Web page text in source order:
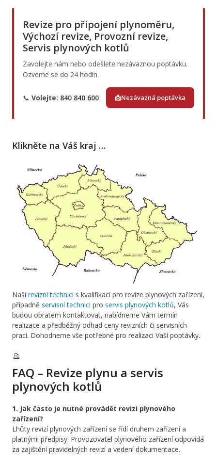
Revize pro připojení plynoměru,
Výchozí revize, Provozní revize,
Servis plynových kotlů
Zavolejte nám nebo odešlete nezávaznou poptávku.
Ozveme se do 24 hodin.
📞 Volejte: 840 840 600 📩Nezávazná poptávka
Klikněte na Váš kraj …
Naši revizní technici s kvalifikací pro revize plynových zařízení,
případně servisní technici pro servis plynových kotlů, Vás
budou obratem kontaktovat, nabídneme Vám termín
realizace a předběžný odhad ceny revizních či servisních
prací. Dohodneme vše potřebné pro realizaci Vaší poptávky.
FAQ – Revize plynu a servis
plynových kotlů
1. Jak často je nutné provádět revizi plynového
zařízení?
Lhůty revizí plynových zařízení se řídí druhem zařízení a
platnými předpisy. Provozovatel plynového zařízení odpovídá
za zajištění pravidelných revizí a vedení dokumentace.